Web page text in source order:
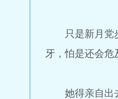
只是新月党步
牙，怕是还会危
她得亲自出去